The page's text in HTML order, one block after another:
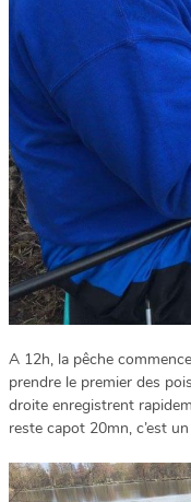
A 12h, la pêche
prendre le premier des
droite enregistrent
reste capot 20mn, c’est